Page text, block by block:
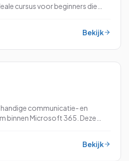
cursus voor beginners die
Bekijk
communicatie- en
binnen Microsoft 365. Deze
Bekijk